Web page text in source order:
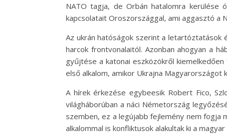
NATO tagja, de Orbán hatalomra kerülése
kapcsolatait Oroszországgal, ami aggasztó a
Az ukrán hatóságok szerint a letartóztatások
harcok frontvonalaitól. Azonban ahogyan a
gyűjtése a katonai eszközökről
első alkalom, amikor Ukrajna
A hírek érkezése egybeesik Robert Fico,
világháborúban a náci Németország
szemben, ez a legújabb fejlemény nem fogja
alkalommal is konfliktusok alakultak ki a